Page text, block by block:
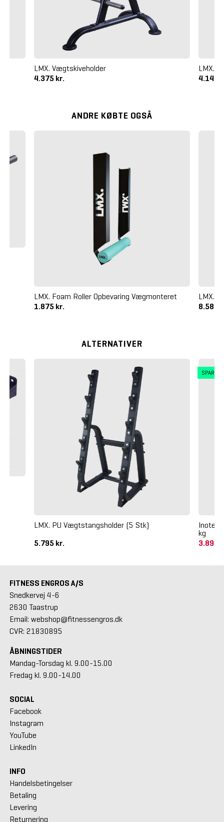
LMX. Vægtskiveholder
4.375 kr.
LMX.
4.140
ANDRE KØBTE OGSÅ
LMX. Foam Roller Opbevaring Vægmonteret
1.875 kr.
LMX.
8.585
ALTERNATIVER
LMX. PU Vægtstangsholder (5 Stk)
5.795 kr.
SPAR
Inotec
kg
3.895
FITNESS ENGROS A/S
Snedkervej 4-6
2630 Taastrup
Email: webshop@fitnessengros.dk
CVR: 21830895
ÅBNINGSTIDER
Mandag-Torsdag kl. 9.00-15.00
Fredag kl. 9.00-14.00
SOCIAL
Facebook
Instagram
YouTube
LinkedIn
INFO
Handelsbetingelser
Betaling
Levering
Returnering